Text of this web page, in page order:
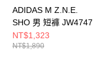
ADIDAS M Z.N.E.
SHO 男 短褲 JW4747
NT$1,323
NT$1,890